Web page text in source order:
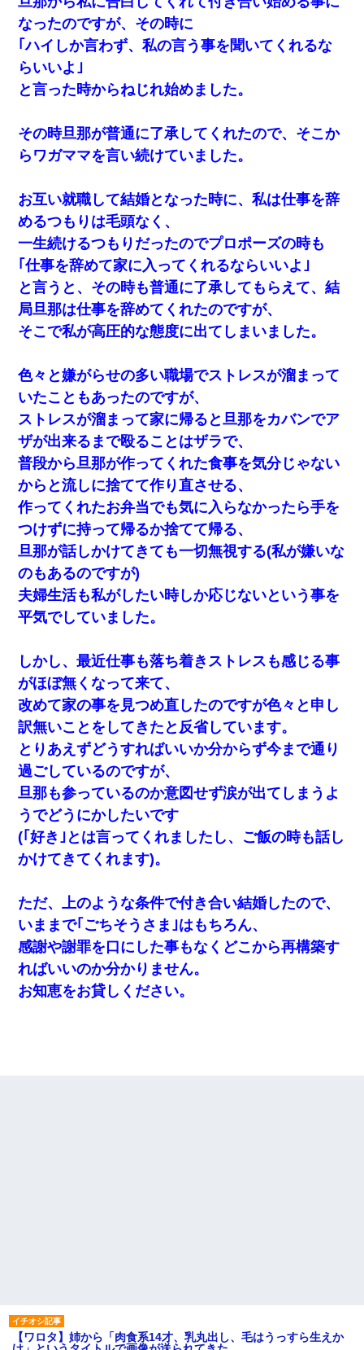
なったのですが、その時に
｢ハイしか言わず、私の言う事を聞いてくれるな
らいいよ｣
と言った時からねじれ始めました。
その時旦那が普通に了承してくれたので、そこか
らワガママを言い続けていました。
お互い就職して結婚となった時に、私は仕事を辞
めるつもりは毛頭なく、
一生続けるつもりだったのでプロポーズの時も
｢仕事を辞めて家に入ってくれるならいいよ｣
と言うと、その時も普通に了承してもらえて、結
局旦那は仕事を辞めてくれたのですが、
そこで私が高圧的な態度に出てしまいました。
色々と嫌がらせの多い職場でストレスが溜まって
いたこともあったのですが、
ストレスが溜まって家に帰ると旦那をカバンでア
ザが出来るまで殴ることはザラで、
普段から旦那が作ってくれた食事を気分じゃない
からと流しに捨てて作り直させる、
作ってくれたお弁当でも気に入らなかったら手を
つけずに持って帰るか捨てて帰る、
旦那が話しかけてきても一切無視する(私が嫌いな
のもあるのですが)
夫婦生活も私がしたい時しか応じないという事を
平気でしていました。
しかし、最近仕事も落ち着きストレスも感じる事
がほぼ無くなって来て、
改めて家の事を見つめ直したのですが色々と申し
訳無いことをしてきたと反省しています。
とりあえずどうすればいいか分からず今まで通り
過ごしているのですが、
旦那も参っているのか意図せず涙が出てしまうよ
うでどうにかしたいです
(｢好き｣とは言ってくれましたし、ご飯の時も話し
かけてきてくれます)。
ただ、上のような条件で付き合い結婚したので、
いままで｢ごちそうさま｣はもちろん、
感謝や謝罪を口にした事もなくどこから再構築す
ればいいのか分かりません。
お知恵をお貸しください。
【ワロタ】姉から「肉食系14才、乳丸出し、毛はうっすら生えか